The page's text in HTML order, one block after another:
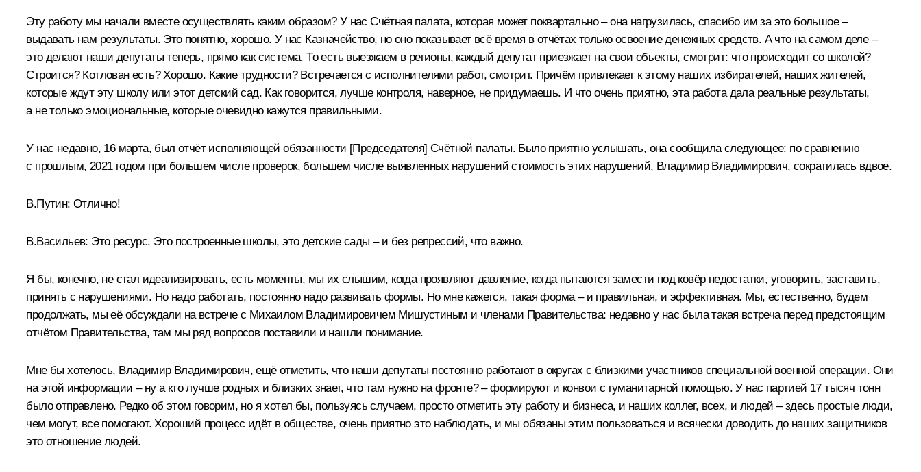
Эту работу мы начали вместе осуществлять каким образом? У нас Счётная палата, которая может поквартально – она нагрузилась, спасибо им за это большое –
выдавать нам результаты. Это понятно, хорошо. У нас Казначейство, но оно показывает всё время в отчётах только освоение денежных средств. А что на самом деле –
это делают наши депутаты теперь, прямо как система. То есть выезжаем в регионы, каждый депутат приезжает на свои объекты, смотрит: что происходит со школой?
Строится? Котлован есть? Хорошо. Какие трудности? Встречается с исполнителями работ, смотрит. Причём привлекает к этому наших избирателей, наших жителей,
которые ждут эту школу или этот детский сад. Как говорится, лучше контроля, наверное, не придумаешь. И что очень приятно, эта работа дала реальные результаты,
а не только эмоциональные, которые очевидно кажутся правильными.
У нас недавно, 16 марта, был отчёт исполняющей обязанности [Председателя] Счётной палаты. Было приятно услышать, она сообщила следующее: по сравнению
с прошлым, 2021 годом при большем числе проверок, большем числе выявленных нарушений стоимость этих нарушений, Владимир Владимирович, сократилась вдвое.
В.Путин: Отлично!
В.Васильев: Это ресурс. Это построенные школы, это детские сады – и без репрессий, что важно.
Я бы, конечно, не стал идеализировать, есть моменты, мы их слышим, когда проявляют давление, когда пытаются замести под ковёр недостатки, уговорить, заставить,
принять с нарушениями. Но надо работать, постоянно надо развивать формы. Но мне кажется, такая форма – и правильная, и эффективная. Мы, естественно, будем
продолжать, мы её обсуждали на встрече с Михаилом Владимировичем Мишустиным и членами Правительства: недавно у нас была такая встреча перед предстоящим
отчётом Правительства, там мы ряд вопросов поставили и нашли понимание.
Мне бы хотелось, Владимир Владимирович, ещё отметить, что наши депутаты постоянно работают в округах с близкими участников специальной военной операции. Они
на этой информации – ну а кто лучше родных и близких знает, что там нужно на фронте? – формируют и конвои с гуманитарной помощью. У нас партией 17 тысяч тонн
было отправлено. Редко об этом говорим, но я хотел бы, пользуясь случаем, просто отметить эту работу и бизнеса, и наших коллег, всех, и людей – здесь простые люди,
чем могут, все помогают. Хороший процесс идёт в обществе, очень приятно это наблюдать, и мы обязаны этим пользоваться и всячески доводить до наших защитников
это отношение людей.